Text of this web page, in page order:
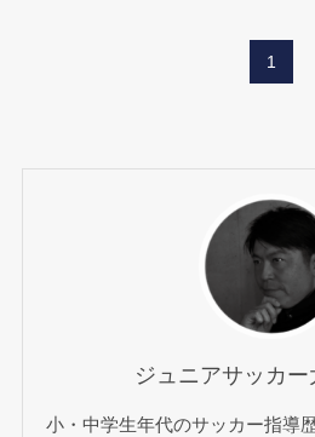
1
ジュニアサッカ
小・中学生年代のサッカー指導